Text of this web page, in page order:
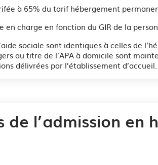
à 65% du tarif hébergement
en charge en fonction du GIR de la
sociale sont identiques à celles de
au titre de l’APA à domicile sont
délivrées par l’établissement d’accueil.
de l’admission